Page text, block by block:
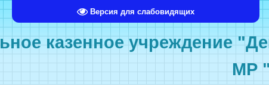
Версия для слабовидящих
казенное учреждение
МР